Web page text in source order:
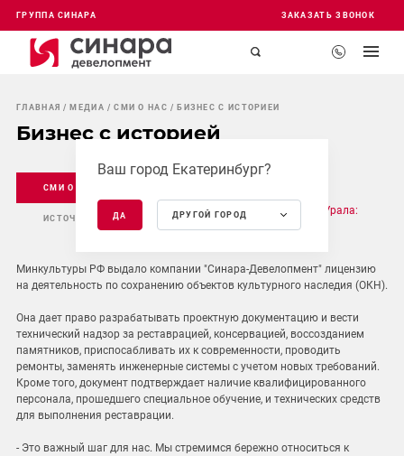
ГРУППА СИНАРА ЗАКАЗАТЬ ЗВОНОК
Ваш город Екатеринбург?
ДА ДРУГОЙ ГОРОД
ГЛАВНАЯ МЕДИА СМИ О НАС БИЗНЕС С ИСТОРИЕЙ
Бизнес с историей
СМИ О НАС
Российская газета - Экономика Большого Урала:
№123(9662)
Минкультуры РФ выдало компании "Синара-Девелопмент" лицензию
на деятельность по сохранению объектов культурного наследия (ОКН).
Она дает право разрабатывать проектную документацию и вести
технический надзор за реставрацией, консервацией, воссозданием
памятников, приспосабливать их к современности, проводить
ремонты, заменять инженерные системы с учетом новых требований.
Кроме того, документ подтверждает наличие квалифицированного
персонала, прошедшего специальное обучение, и технических средств
для выполнения реставрации.
- Это важный шаг для нас. Мы стремимся бережно относиться к